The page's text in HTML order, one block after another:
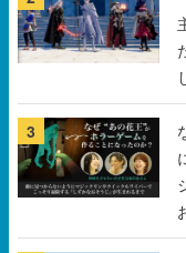
3